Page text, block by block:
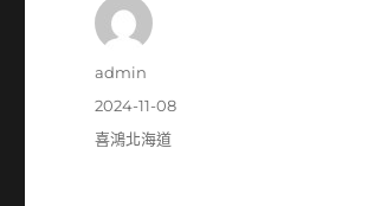
作
admin
發
佈
2024-11-08
分
喜鴻北海道